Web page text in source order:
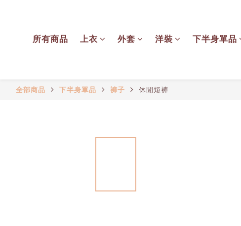
所有商品 上衣 外套 洋裝 下半身單品
全部商品 下半身單品 褲子 休閒短褲